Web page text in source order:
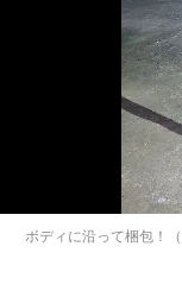
ボディに沿って梱包！